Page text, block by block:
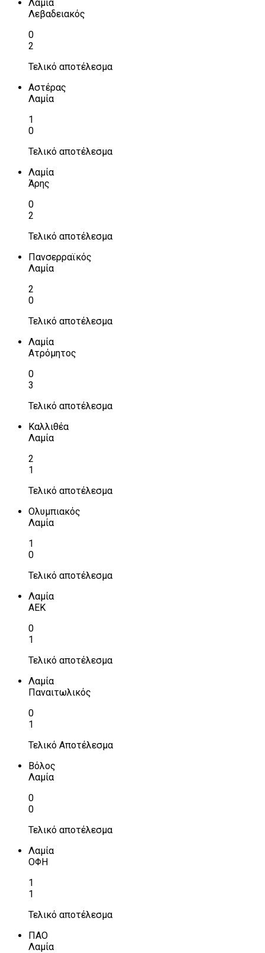
Λαμία
Λεβαδειακός
0
2
Τελικό αποτέλεσμα
Αστέρας
Λαμία
1
0
Τελικό αποτέλεσμα
Λαμία
Άρης
0
2
Τελικό αποτέλεσμα
Πανσερραϊκός
Λαμία
2
0
Τελικό αποτέλεσμα
Λαμία
Ατρόμητος
0
3
Τελικό αποτέλεσμα
Καλλιθέα
Λαμία
2
1
Τελικό αποτέλεσμα
Ολυμπιακός
Λαμία
1
0
Τελικό αποτέλεσμα
Λαμία
ΑΕΚ
0
1
Τελικό αποτέλεσμα
Λαμία
Παναιτωλικός
0
1
Τελικό Αποτέλεσμα
Βόλος
Λαμία
0
0
Τελικό αποτέλεσμα
Λαμία
ΟΦΗ
1
1
Τελικό αποτέλεσμα
ΠΑΟ
Λαμία